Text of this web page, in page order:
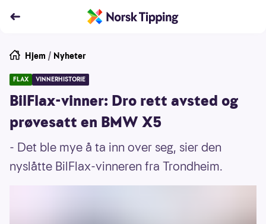
Hjem / Nyheter
FLAX VINNERHISTORIE
BilFlax-vinner: Dro rett avsted og
prøvesatt en BMW X5
- Det ble mye å ta inn over seg, sier den
nyslåtte BilFlax-vinneren fra Trondheim.